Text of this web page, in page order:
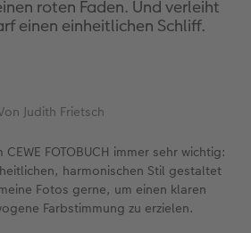
Print
& Formate
mit Design
& Büro
Grußkarte
Case
Fineline
mit fertigem Design
für Anfänger
Funktionenroten Faden. Und verleiht
einen einheitlichen Schliff.
Judith Frietsch
FOTOBUCH immer sehr wichtig:
harmonischen Stil gestaltet
Fotos gerne, um einen klaren
Farbstimmung zu erzielen.